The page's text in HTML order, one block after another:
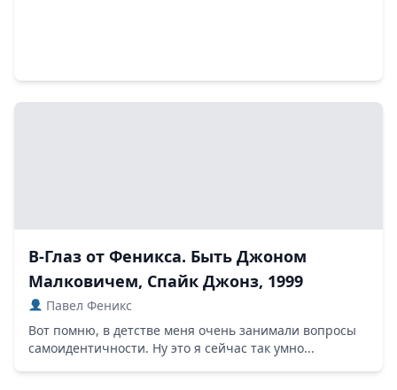
В-Глаз от Феникса. Быть Джоном
Малковичем, Спайк Джонз, 1999
Павел Феникс
Вот помню, в детстве меня очень занимали вопросы
самоидентичности. Ну это я сейчас так умно...